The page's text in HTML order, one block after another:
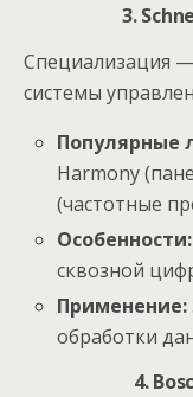
3.
Специализация
системы
Популярные
Harmony
(частотные
Особенности:
сквозной
Применение:
обработки
4.